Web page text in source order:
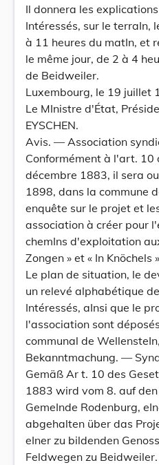
Il donnera les
Intéressés, sur le terraIn,
à 11 heures du matIn, et
le même jour, de 2 à 4
de Beidweiler.
Luxembourg, le 19 juillet
Le MInistre d'État,
EYSCHEN.
Avis. — Association
Conformément à l'art. 10
décembre 1883, il sera
1898, dans la commune
enquête sur le projet et
association à créer pour
chemIns d'exploitation
Zongen » et « In Knöchels
Le plan de situation, le
un relevé alphabétique
Intéressés, aInsi que le
l'association sont
communal de
Bekanntmachung. —
Gemäß Ar t. 10 des
1883 wird vom 8. auf
GemeInde Rodenburg,
abgehalten über das
eIner zu bildenden
Feldwegen zu Beidweiler.